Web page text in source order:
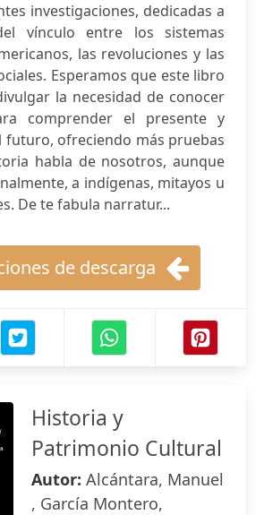
investigaciones, dedicadas a
vínculo entre los sistemas
las revoluciones y las
Esperamos que este libro
la necesidad de conocer
comprender el presente y
ofreciendo más pruebas
habla de nosotros, aunque
a indígenas, mitayos u
De te fabula narratur...
de descarga
Historia y
Patrimonio Cultural
Autor: Alcántara, Manuel
, García Montero,